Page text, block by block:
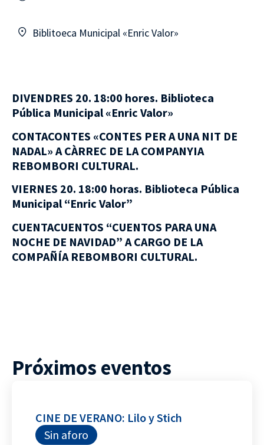
Biblitoeca Municipal «Enric Valor»
DIVENDRES 20. 18:00 hores. Biblioteca
Pública Municipal «Enric Valor»
CONTACONTES «CONTES PER A UNA NIT DE
NADAL» A CÀRREC DE LA COMPANYIA
REBOMBORI CULTURAL.
VIERNES 20. 18:00 horas. Biblioteca Pública
Municipal “Enric Valor”
CUENTACUENTOS “CUENTOS PARA UNA
NOCHE DE NAVIDAD” A CARGO DE LA
COMPAÑÍA REBOMBORI CULTURAL.
Próximos eventos
CINE DE VERANO: Lilo y Stich
Sin aforo